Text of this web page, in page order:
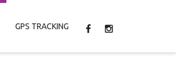
GPS TRACKING